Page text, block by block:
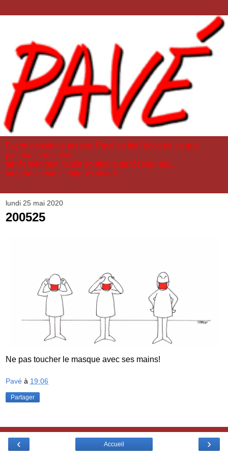
Façon dessin de presse, Pavé se fait l'écho de ce que
parcourt son auteur,
tantôt méditant, tantôt souffrant, tantôt souriant...
toujours aimant, toujours vivant.
lundi 25 mai 2020
200525
Ne pas toucher le masque avec ses mains!
Pavé à 19:06
Partager
‹ ›
Accueil